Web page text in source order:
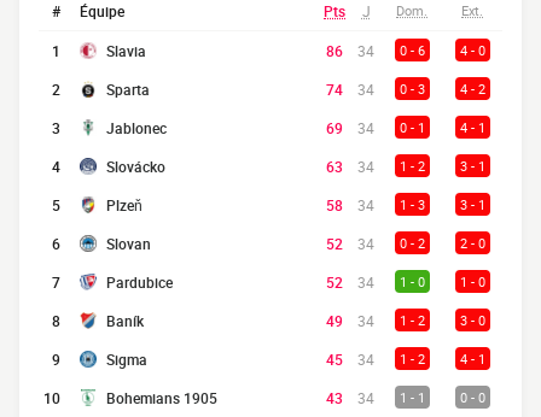
# Équipe Pts J Dom. Ext.
1 Slavia 86 34 0 - 6 4 - 0
2 Sparta 74 34 0 - 3 4 - 2
3 Jablonec 69 34 0 - 1 4 - 1
4 Slovácko 63 34 1 - 2 3 - 1
5 Plzeň 58 34 1 - 3 3 - 1
6 Slovan 52 34 0 - 2 2 - 0
7 Pardubice 52 34 1 - 0 1 - 0
8 Baník 49 34 1 - 2 3 - 0
9 Sigma 45 34 1 - 2 4 - 1
10 Bohemians 1905 43 34 1 - 1 0 - 0